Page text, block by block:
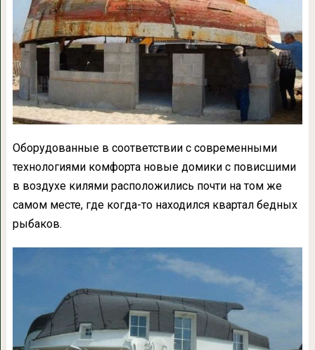
Оборудованные в соответствии с современными
технологиями комфорта новые домики с повисшими
в воздухе килями расположились почти на том же
самом месте, где когда-то находился квартал бедных
рыбаков.